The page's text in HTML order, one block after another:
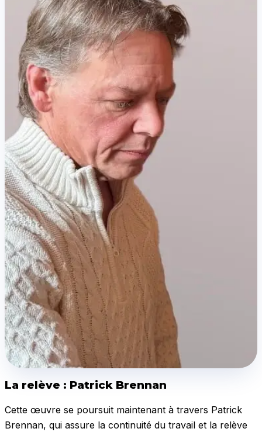
La relève : Patrick Brennan
Cette œuvre se poursuit maintenant à travers Patrick
Brennan, qui assure la continuité du travail et la relève